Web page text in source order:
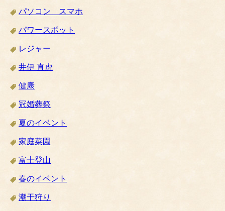
パソコン スマホ
パワースポット
レジャー
井伊 直虎
健康
冠婚葬祭
夏のイベント
家庭菜園
富士登山
春のイベント
潮干狩り